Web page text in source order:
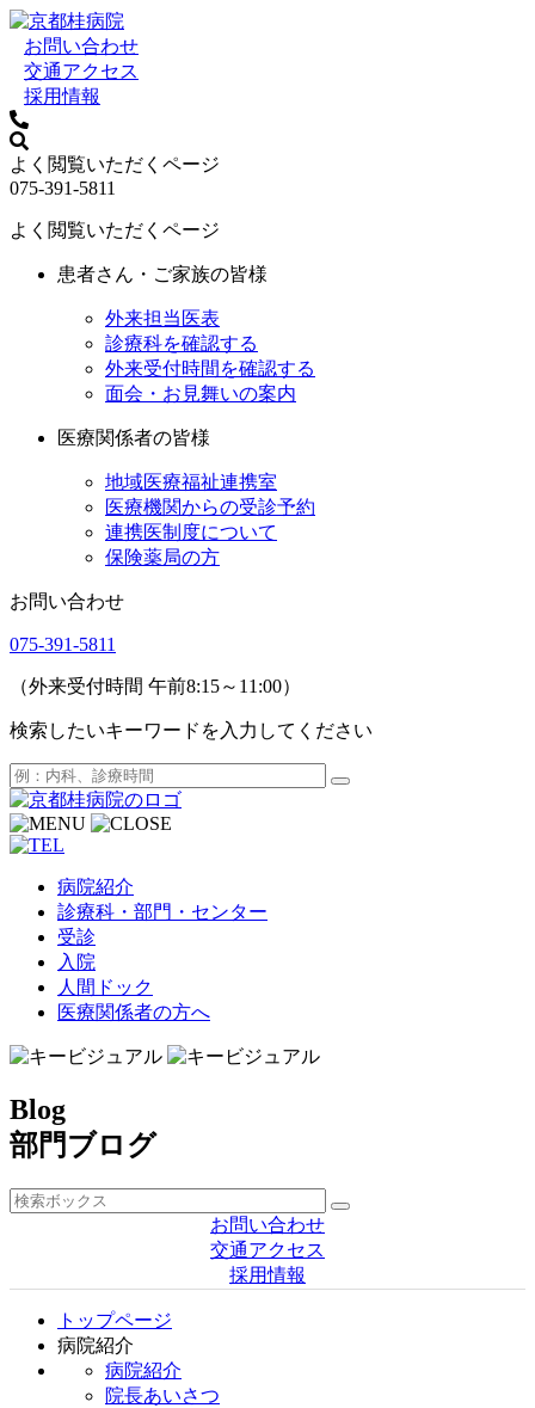
お問い合わせ
交通アクセス
採用情報
よく閲覧いただくページ
075-391-5811
よく閲覧いただくページ
患者さん・ご家族の皆様
外来担当医表
診療科を確認する
外来受付時間を確認する
面会・お見舞いの案内
医療関係者の皆様
地域医療福祉連携室
医療機関からの受診予約
連携医制度について
保険薬局の方
お問い合わせ
075-391-5811
（外来受付時間 午前8:15～11:00）
検索したいキーワードを入力してください
病院紹介
診療科・部門・センター
受診
入院
人間ドック
医療関係者の方へ
Blog
部門ブログ
お問い合わせ
交通アクセス
採用情報
トップページ
病院紹介
病院紹介
院長あいさつ